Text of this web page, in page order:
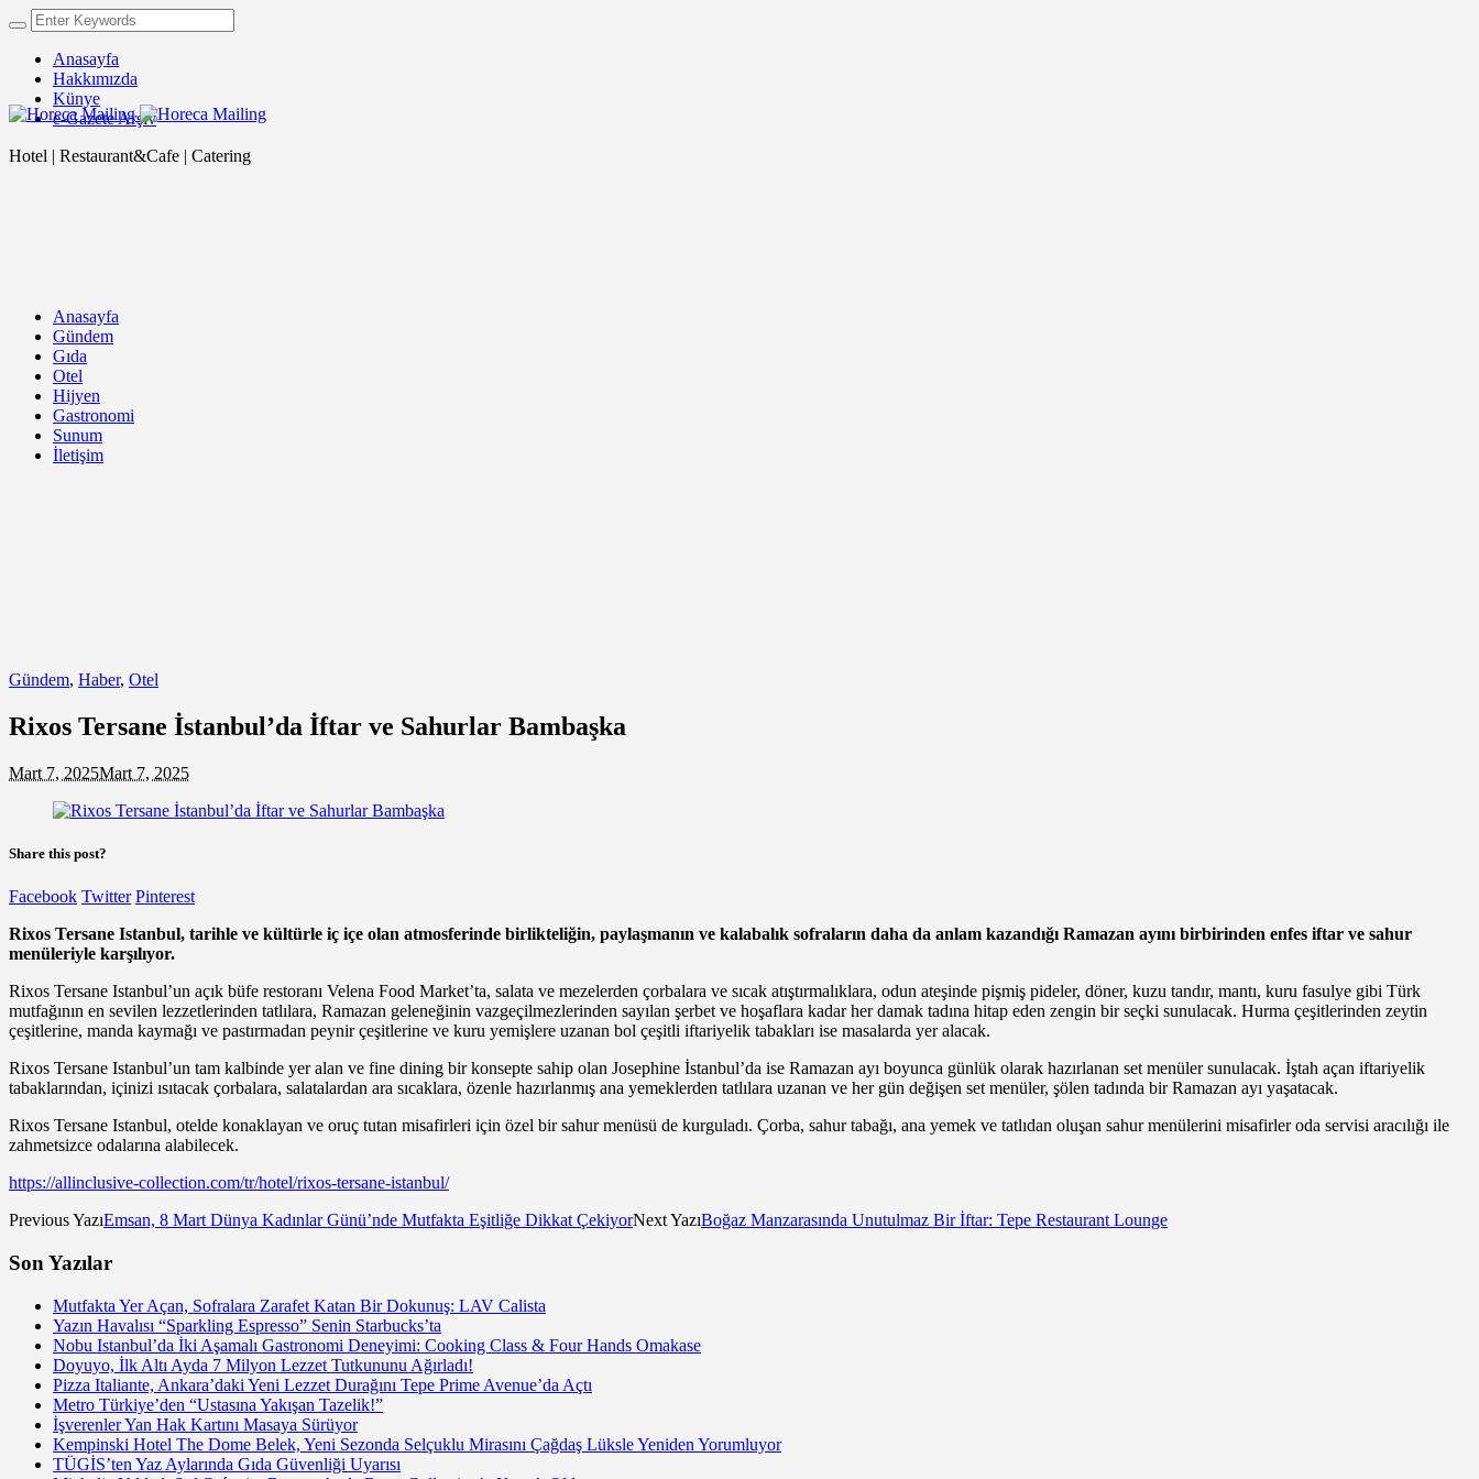
Anasayfa
Hakkımızda
Künye
e-Gazete Arşiv
Hotel | Restaurant&Cafe | Catering
Anasayfa
Gündem
Gıda
Otel
Hijyen
Gastronomi
Sunum
İletişim
Gündem, Haber, Otel
Rixos Tersane İstanbul’da İftar ve Sahurlar Bambaşka
Mart 7, 2025Mart 7, 2025
Share this post?
Facebook Twitter Pinterest
Rixos Tersane Istanbul, tarihle ve kültürle iç içe olan atmosferinde birlikteliğin, paylaşmanın ve kalabalık sofraların daha da anlam kazandığı Ramazan ayını birbirinden enfes iftar ve sahur
menüleriyle karşılıyor.
Rixos Tersane Istanbul’un açık büfe restoranı Velena Food Market’ta, salata ve mezelerden çorbalara ve sıcak atıştırmalıklara, odun ateşinde pişmiş pideler, döner, kuzu tandır, mantı, kuru fasulye gibi Türk
mutfağının en sevilen lezzetlerinden tatlılara, Ramazan geleneğinin vazgeçilmezlerinden sayılan şerbet ve hoşaflara kadar her damak tadına hitap eden zengin bir seçki sunulacak. Hurma çeşitlerinden zeytin
çeşitlerine, manda kaymağı ve pastırmadan peynir çeşitlerine ve kuru yemişlere uzanan bol çeşitli iftariyelik tabakları ise masalarda yer alacak.
Rixos Tersane Istanbul’un tam kalbinde yer alan ve fine dining bir konsepte sahip olan Josephine İstanbul’da ise Ramazan ayı boyunca günlük olarak hazırlanan set menüler sunulacak. İştah açan iftariyelik
tabaklarından, içinizi ısıtacak çorbalara, salatalardan ara sıcaklara, özenle hazırlanmış ana yemeklerden tatlılara uzanan ve her gün değişen set menüler, şölen tadında bir Ramazan ayı yaşatacak.
Rixos Tersane Istanbul, otelde konaklayan ve oruç tutan misafirleri için özel bir sahur menüsü de kurguladı. Çorba, sahur tabağı, ana yemek ve tatlıdan oluşan sahur menülerini misafirler oda servisi aracılığı ile
zahmetsizce odalarına alabilecek.
https://allinclusive-collection.com/tr/hotel/rixos-tersane-istanbul/
Previous YazıEmsan, 8 Mart Dünya Kadınlar Günü’nde Mutfakta Eşitliğe Dikkat ÇekiyorNext YazıBoğaz Manzarasında Unutulmaz Bir İftar: Tepe Restaurant Lounge
Son Yazılar
Mutfakta Yer Açan, Sofralara Zarafet Katan Bir Dokunuş: LAV Calista
Yazın Havalısı “Sparkling Espresso” Senin Starbucks’ta
Nobu Istanbul’da İki Aşamalı Gastronomi Deneyimi: Cooking Class & Four Hands Omakase
Doyuyo, İlk Altı Ayda 7 Milyon Lezzet Tutkununu Ağırladı!
Pizza Italiante, Ankara’daki Yeni Lezzet Durağını Tepe Prime Avenue’da Açtı
Metro Türkiye’den “Ustasına Yakışan Tazelik!”
İşverenler Yan Hak Kartını Masaya Sürüyor
Kempinski Hotel The Dome Belek, Yeni Sezonda Selçuklu Mirasını Çağdaş Lüksle Yeniden Yorumluyor
TÜGİS’ten Yaz Aylarında Gıda Güvenliği Uyarısı